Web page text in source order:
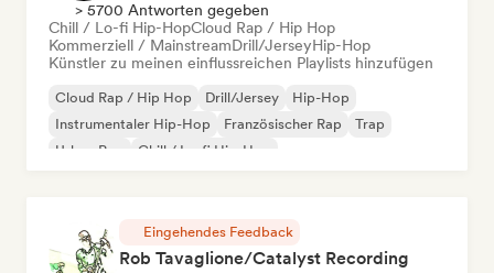
> 5700 Antworten gegeben
Chill / Lo-fi Hip-HopCloud Rap / Hip Hop
Kommerziell / MainstreamDrill/JerseyHip-Hop
Künstler zu meinen einflussreichen Playlists hinzufügen
Cloud Rap / Hip Hop Drill/Jersey
Hip-Hop
Instrumentaler Hip-Hop
Französischer Rap
Trap
Urban Pop
Chill / Lo-fi Hip-Hop
Eingehendes Feedback
Rob Tavaglione/Catalyst Recording